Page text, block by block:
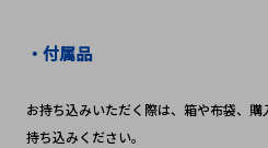
・付属品
お持ち込みいただく際は、箱や布袋、
持ち込みください。